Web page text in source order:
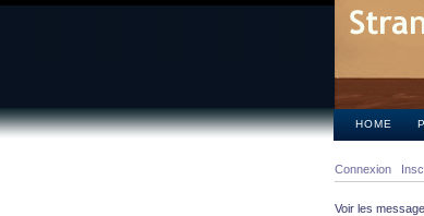
HOME
Connexion
Voir les